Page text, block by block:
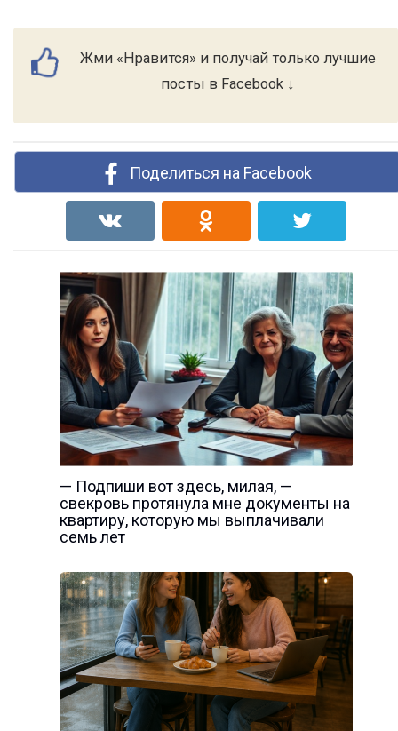
Жми «Нравится» и получай только лучшие
посты в Facebook ↓
Поделиться на Facebook
— Подпиши вот здесь, милая, —
свекровь протянула мне документы на
квартиру, которую мы выплачивали
семь лет